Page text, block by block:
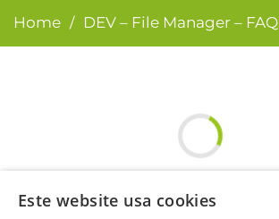
Home / DEV – File Manager – FAQ
Este website usa cookies